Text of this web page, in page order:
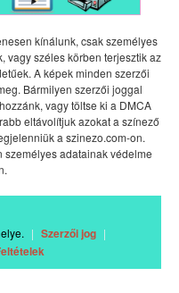
kínálunk, csak személyes
vagy széles körben terjesztik az
A képek minden szerzői
Bármilyen szerzői joggal
vagy töltse ki a DMCA
eltávolítjuk azokat a színező
a szinezo.com-on.
személyes adatainak védelme
| Szerzői jog |